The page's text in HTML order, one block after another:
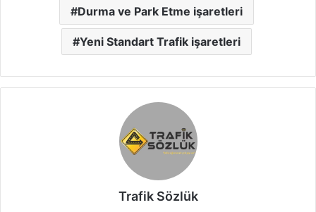
Durma ve Park Etme işaretleri
Yeni Standart Trafik işaretleri
Trafik Sözlük